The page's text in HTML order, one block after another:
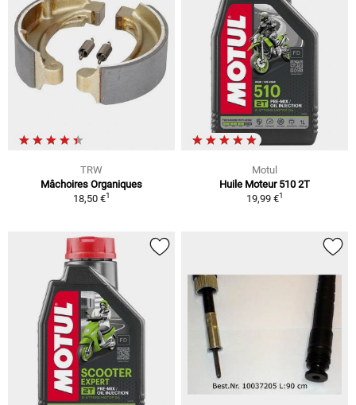
TRW
Mâchoires Organiques
18,50 €1
Motul
Huile Moteur 510 2T
19,99 €1